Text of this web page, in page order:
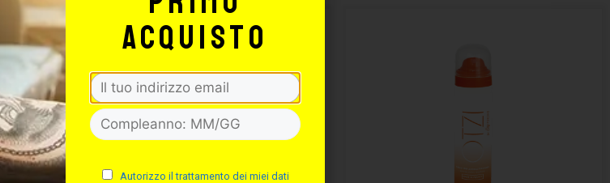
acquisto
Autorizzo il trattamento dei miei dati